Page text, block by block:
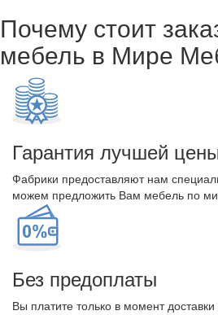
Почему стоит
мебель в Мире
Гарантия лучшей
Фабрики предоставляют нам
можем предложить Вам мебель по
Без предоплаты
Вы платите только в момент